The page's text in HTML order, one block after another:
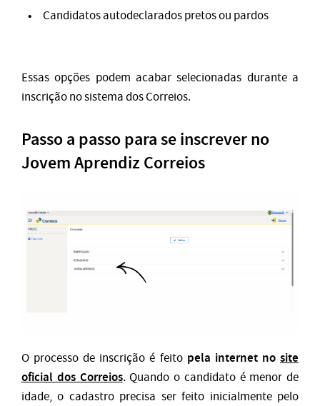
Candidatos autodeclarados pretos ou pardos
Essas opções podem acabar selecionadas durante a
inscrição no sistema dos Correios.
Passo a passo para se inscrever no
Jovem Aprendiz Correios
O processo de inscrição é feito pela internet nosite
oficial dos Correios. Quando o candidato é menor de
idade, o cadastro precisa ser feito inicialmente pelo